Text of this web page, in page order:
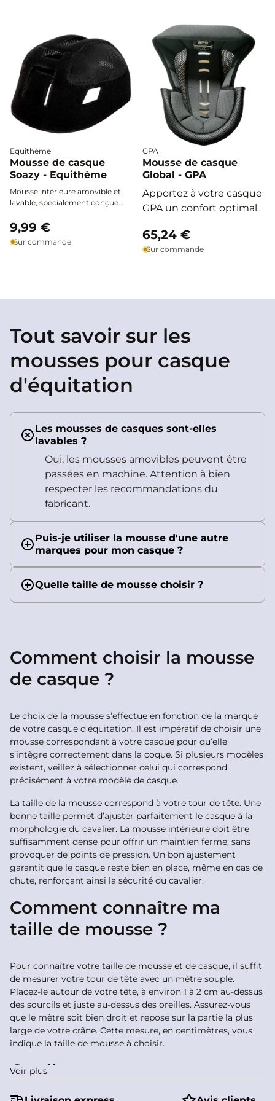
Equithème
Mousse de casque
Soazy - Equithème
Mousse intérieure amovible et
lavable, spécialement conçue
un ajustement précis et un
confort optimal en toute saison.
9,99 €
Sur commande
GPA
Mousse de casque
Global - GPA
Apportez à votre casque
GPA un confort optimal
irréprochable grâce à
cette mousse intérieure
installer, retirer et laver,
ajustement précis et
une sensation de
fraîcheur durable.
65,24 €
Sur commande
Tout savoir sur les
mousses pour casque
d'équitation
Les mousses de casques sont-elles
lavables ?
Oui, les mousses amovibles peuvent être
passées en machine. Attention à bien
respecter les recommandations du
fabricant.
Puis-je utiliser la mousse d'une autre
marques pour mon casque ?
Quelle taille de mousse choisir ?
Comment choisir la mousse
de casque ?
Le choix de la mousse s’effectue en fonction de la marque
de votre casque d’équitation. Il est impératif de choisir une
mousse correspondant à votre casque pour qu’elle
s’intègre correctement dans la coque. Si plusieurs modèles
existent, veillez à sélectionner celui qui correspond
précisément à votre modèle de casque.
La taille de la mousse correspond à votre tour de tête. Une
bonne taille permet d’ajuster parfaitement le casque à la
morphologie du cavalier. La mousse intérieure doit être
suffisamment dense pour offrir un maintien ferme, sans
provoquer de points de pression. Un bon ajustement
garantit que le casque reste bien en place, même en cas de
chute, renforçant ainsi la sécurité du cavalier.
Comment connaître ma
taille de mousse ?
Pour connaître votre taille de mousse et de casque, il suffit
de mesurer votre tour de tête avec un mètre souple.
Placez-le autour de votre tête, à environ 1 à 2 cm au-dessus
des sourcils et juste au-dessus des oreilles. Assurez-vous
que le mètre soit bien droit et repose sur la partie la plus
large de votre crâne. Cette mesure, en centimètres, vous
indique la taille de mousse à choisir.
Quelle mousse est
compatible avec mon
Voir plus